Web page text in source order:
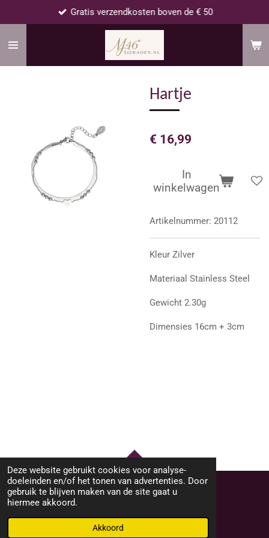
Deze website gebruikt cookies voor analyse-
doeleinden en/of het tonen van advertenties. Door
gebruik te blijven maken van de site gaat u
hiermee akkoord.
Akkoord
naar
Gratis verzendkosten boven de € 50
Hartje
€ 16,99
In
winkelwagen
Artikelnummer: 20112
Kleur Zilver
Materiaal Stainless Steel
Gewicht 2.30g
Dimensies 16cm + 3cm
TOP
© 2023 - 2026 M46Sieraden
Powered byJouwWeb